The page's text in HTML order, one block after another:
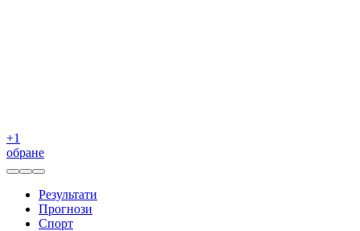
+1
обране
Результати
Прогнози
Спорт